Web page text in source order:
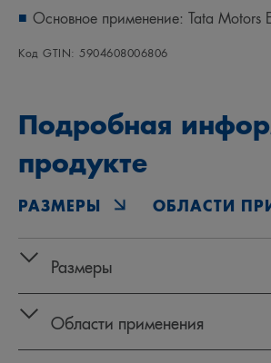
Основное применение: Tata Motors
Код GTIN: 5904608006806
Подробная
продукте
РАЗМЕРЫ ОБЛАСТИ
Размеры
Области применения